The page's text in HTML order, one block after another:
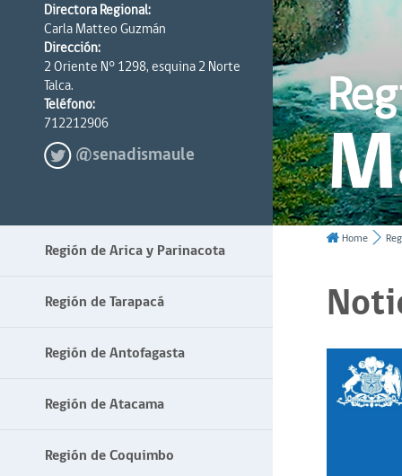
Directora Regional:
Carla Matteo Guzmán
Dirección:
2 Oriente N° 1298, esquina 2 Norte
Talca.
Teléfono:
712212906
@senadismaule
Región de Arica y Parinacota
Región de Tarapacá
Región de Antofagasta
Región de Atacama
Región de Coquimbo
Home